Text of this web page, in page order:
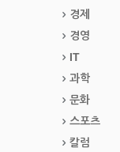
경제
경영
IT
과학
문화
스포츠
칼럼